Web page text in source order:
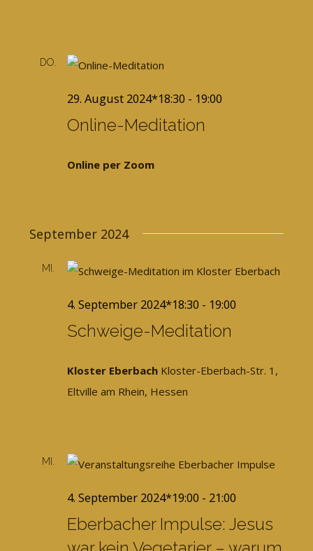
DO.
29. August 2024*18:30 - 19:00
Online-Meditation
Online per Zoom
September 2024
MI.
4. September 2024*18:30 - 19:00
Schweige-Meditation
Kloster Eberbach Kloster-Eberbach-Str. 1,
Eltville am Rhein, Hessen
MI.
4. September 2024*19:00 - 21:00
Eberbacher Impulse: Jesus